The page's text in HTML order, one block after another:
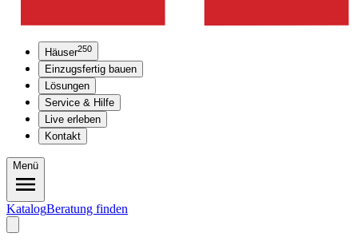
Häuser250
Einzugsfertig bauen
Lösungen
Service & Hilfe
Live erleben
Kontakt
Menü
KatalogBeratung finden